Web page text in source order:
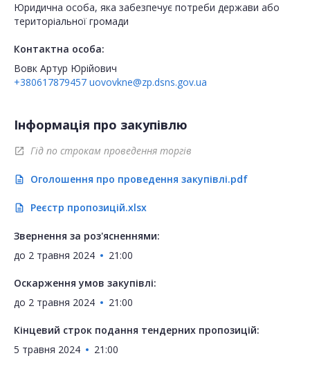
Юридична особа, яка забезпечує потреби держави або
територіальної громади
Контактна особа:
Вовк Артур Юрійович
+380617879457 uovovkne@zp.dsns.gov.ua
Інформація про закупівлю
open_in_new Гід по строкам проведення торгів
description Оголошення про проведення закупівлі.pdf
description Реєстр пропозицій.xlsx
Звернення за роз'ясненнями:
до 2 травня 2024 21:00
Оскарження умов закупівлі:
до 2 травня 2024 21:00
Кінцевий строк подання тендерних пропозицій:
5 травня 2024
21:00